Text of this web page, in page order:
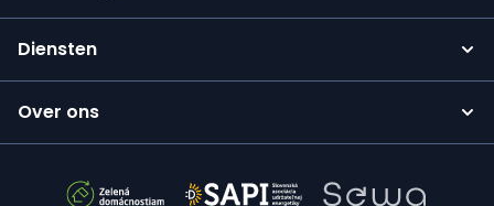
Diensten
Over ons